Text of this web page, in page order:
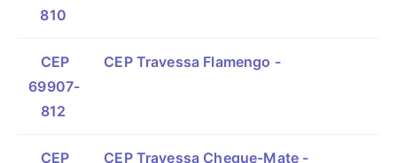
810
CEP
69907-
812
CEP Travessa Flamengo -
CEP CEP Travessa Cheque-Mate -